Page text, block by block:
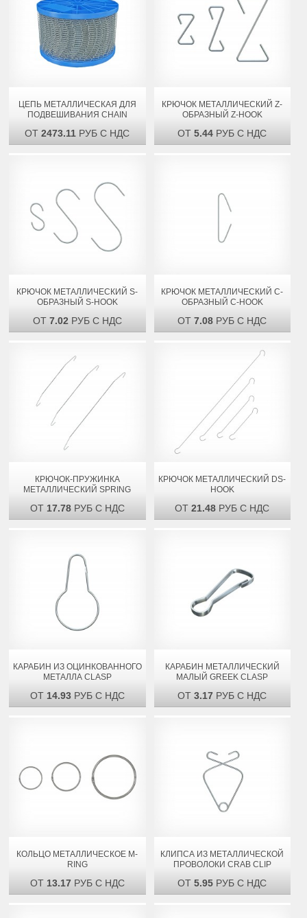
ЦЕПЬ МЕТАЛЛИЧЕСКАЯ ДЛЯ
ПОДВЕШИВАНИЯ CHAIN
ОТ2473.11 РУБ С НДС
КРЮЧОК МЕТАЛЛИЧЕСКИЙ Z-
ОБРАЗНЫЙ Z-HOOK
ОТ5.44 РУБ С НДС
КРЮЧОК МЕТАЛЛИЧЕСКИЙ S-
ОБРАЗНЫЙ S-HOOK
ОТ 7.02РУБ С НДС
КРЮЧОК МЕТАЛЛИЧЕСКИЙ C-
ОБРАЗНЫЙ C-HOOK
ОТ7.08 РУБ С НДС
КРЮЧОК-ПРУЖИНКА
МЕТАЛЛИЧЕСКИЙ SPRING
ОТ 17.78РУБ С НДС
КРЮЧОК МЕТАЛЛИЧЕСКИЙ DS-
HOOK
ОТ21.48 РУБ С НДС
КАРАБИН ИЗ ОЦИНКОВАННОГО
МЕТАЛЛА CLASP
ОТ 14.93РУБ С НДС
КАРАБИН МЕТАЛЛИЧЕСКИЙ
МАЛЫЙ GREEK CLASP
ОТ3.17 РУБ С НДС
КОЛЬЦО МЕТАЛЛИЧЕСКОЕ M-
RING
ОТ 13.17РУБ С НДС
КЛИПСА ИЗ МЕТАЛЛИЧЕСКОЙ
ПРОВОЛОКИ CRAB CLIP
ОТ5.95 РУБ С НДС